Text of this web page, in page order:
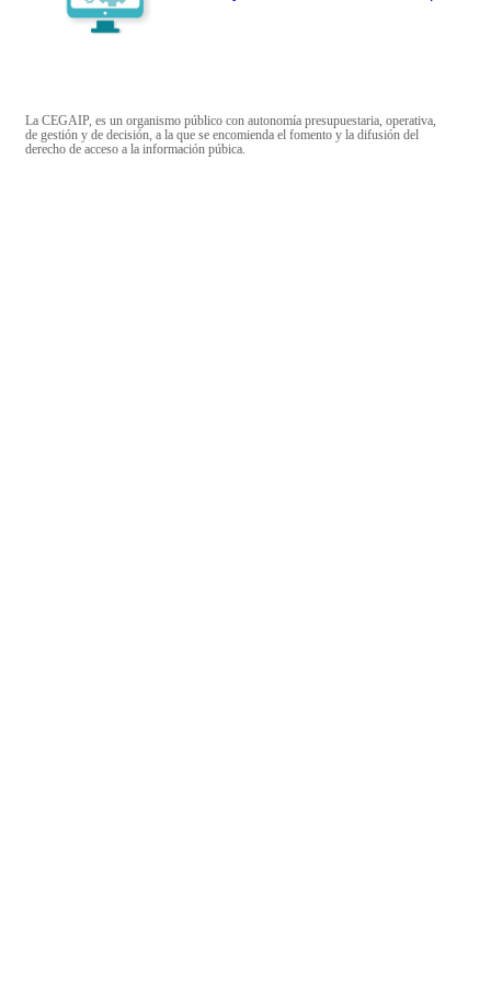
La CEGAIP, es un organismo público con autonomía presupuestaria, operativa,
de gestión y de decisión, a la que se encomienda el fomento y la difusión del
derecho de acceso a la información púbica.